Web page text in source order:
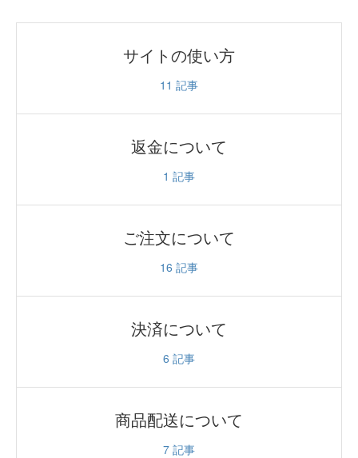
サイトの使い方
11 記事
返金について
1 記事
ご注文について
16 記事
決済について
6 記事
商品配送について
7 記事